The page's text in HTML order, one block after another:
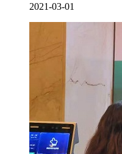
2021-03-01